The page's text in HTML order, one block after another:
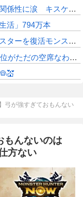
涙 キスケの株も急上昇
活」794万本
スターと呼ぶのはやめよう
だの空席なわけない！
弓が強すぎておもんない
もんないのは
方ない